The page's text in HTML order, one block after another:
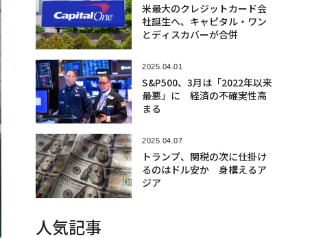
米最大のクレジットカード会
社誕生へ、キャピタル・ワン
とディスカバーが合併
2025.04.01
S&P500、3月は「2022年以来
最悪」に 経済の不確実性高
まる
2025.04.07
トランプ、関税の次に仕掛け
るのはドル安か 身構えるア
ジア
人気記事